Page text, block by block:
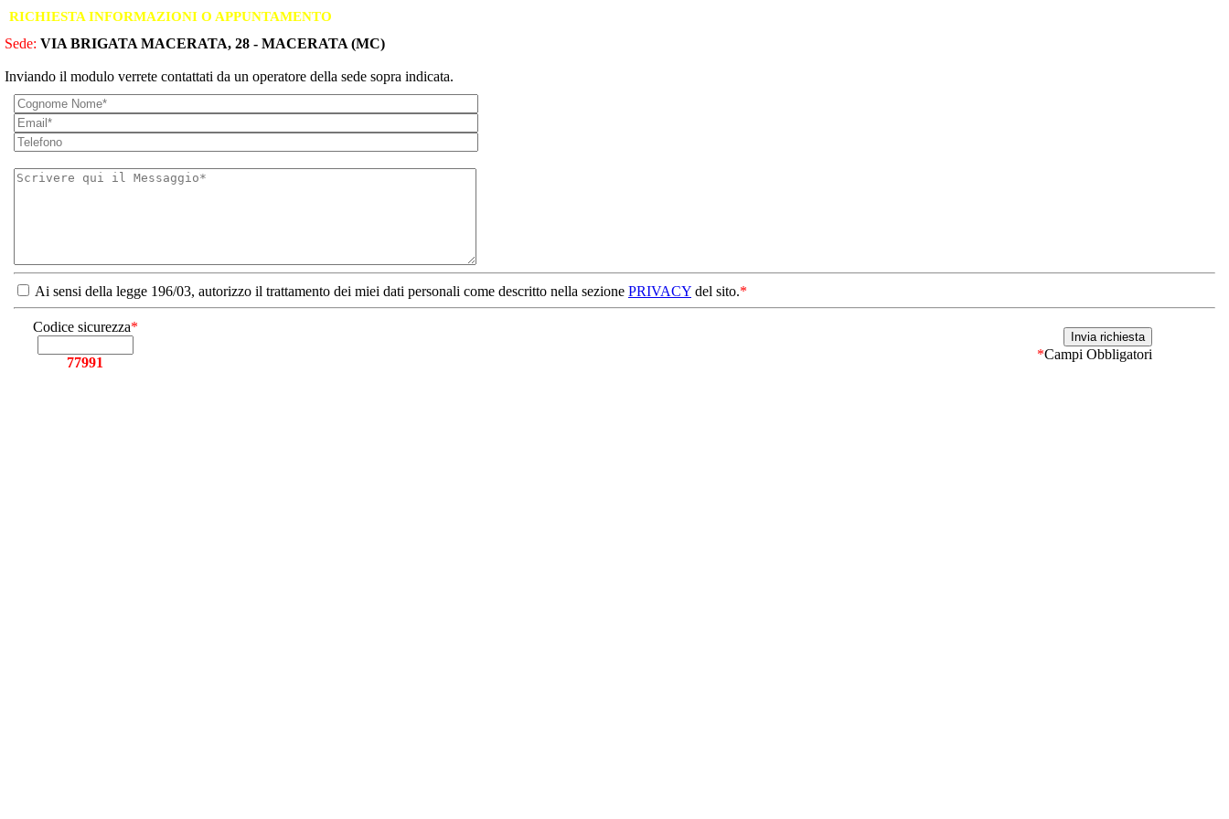
RICHIESTA INFORMAZIONI O APPUNTAMENTO
Sede: VIA BRIGATA MACERATA, 28 - MACERATA (MC)
Inviando il modulo verrete contattati da un operatore della sede sopra indicata.
Ai sensi della legge 196/03, autorizzo il trattamento dei miei dati personali come descritto nella sezione PRIVACY del sito.*
Codice sicurezza*
77991
*Campi Obbligatori